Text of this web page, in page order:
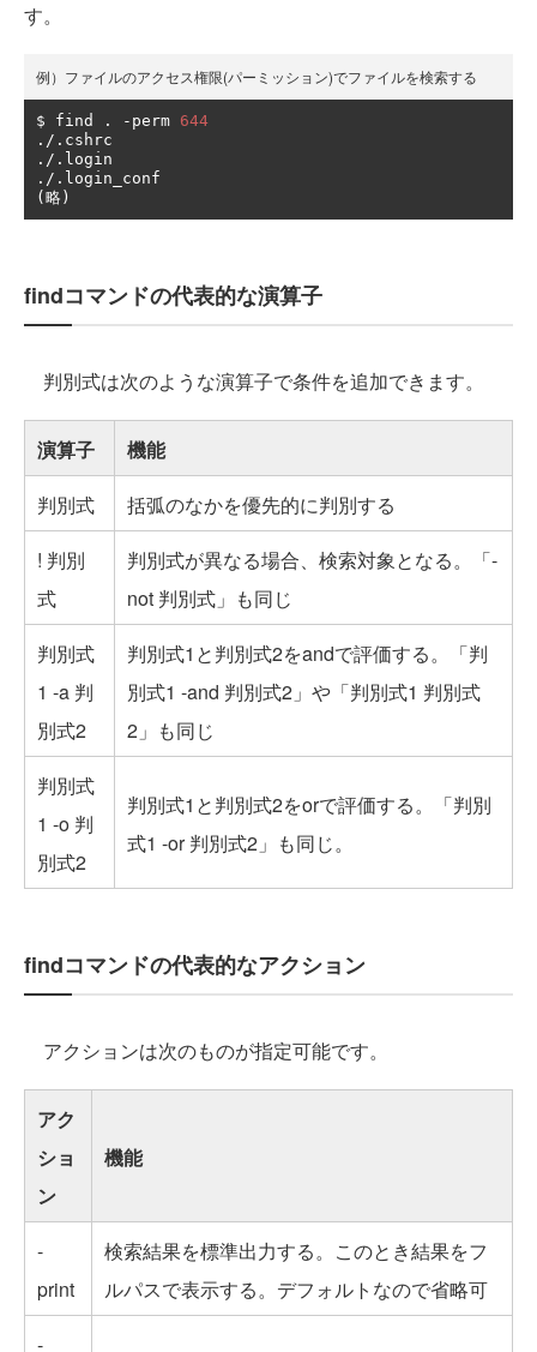
す。
例）ファイルのアクセス権限(パーミッション)でファイルを検索する
$ find . - perm 644
./.
./.
./.
(略)
findコマンドの代表的な演算子
判別式は次のような演算子で条件を追加できます。
演算子 機能
判 別 式
判別式
括弧のなかを優先的に判別する
! 判別
式
判別式が異なる場合、検索対象となる。「-
not 判別式」も同じ
判別式
1 -a 判
別式2
判別式1と判別式2をandで評価する。「判
別式1 -and 判別式2」や「判別式1 判別式
2」も同じ
判別式
1 -o 判
別式2
判別式1と判別式2をorで評価する。「判別
式1 -or 判別式2」も同じ。
findコマンドの代表的なアクション
アクションは次のものが指定可能です。
アク
ショ
ン
機能
-
print
検索結果を標準出力する。このとき結果をフ
ルパスで表示する。デフォルトなので省略可
-